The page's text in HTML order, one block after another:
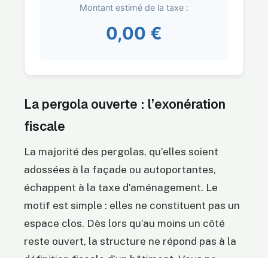
Montant estimé de la taxe :
0,00 €
La pergola ouverte : l’exonération
fiscale
La majorité des pergolas, qu’elles soient
adossées à la façade ou autoportantes,
échappent à la taxe d’aménagement. Le
motif est simple : elles ne constituent pas un
espace clos. Dès lors qu’au moins un côté
reste ouvert, la structure ne répond pas à la